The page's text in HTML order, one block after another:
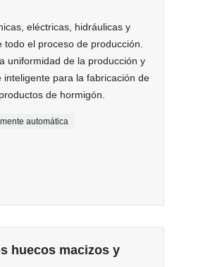
eléctricas, hidráulicas y
el proceso de producción.
uniformidad de la producción y
para la fabricación de
de hormigón.
automática
huecos macizos y